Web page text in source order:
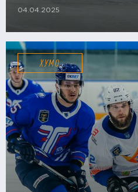
04.04.2025
ХУМО